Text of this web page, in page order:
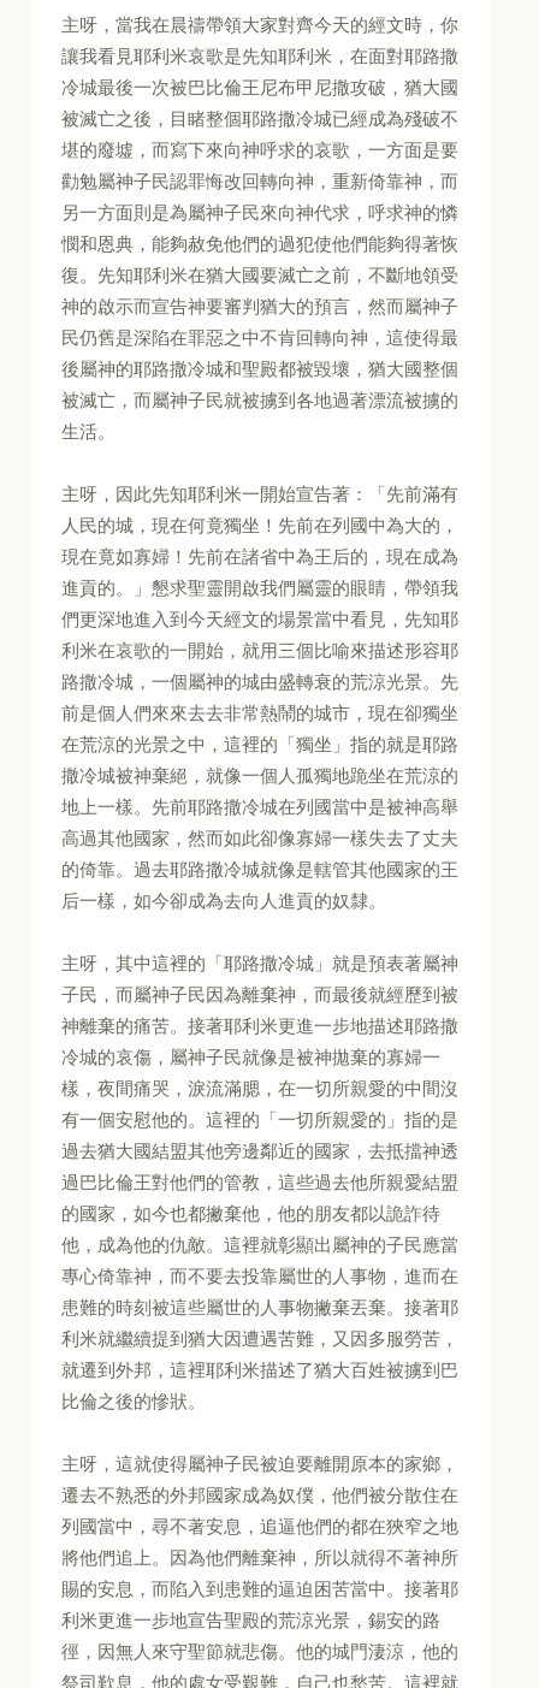
主呀，當我在晨禱帶領大家對齊今天的經文時，你
讓我看見耶利米哀歌是先知耶利米，在面對耶路撒
冷城最後一次被巴比倫王尼布甲尼撒攻破，猶大國
被滅亡之後，目睹整個耶路撒冷城已經成為殘破不
堪的廢墟，而寫下來向神呼求的哀歌，一方面是要
勸勉屬神子民認罪悔改回轉向神，重新倚靠神，而
另一方面則是為屬神子民來向神代求，呼求神的憐
憫和恩典，能夠赦免他們的過犯使他們能夠得著恢
復。先知耶利米在猶大國要滅亡之前，不斷地領受
神的啟示而宣告神要審判猶大的預言，然而屬神子
民仍舊是深陷在罪惡之中不肯回轉向神，這使得最
後屬神的耶路撒冷城和聖殿都被毀壞，猶大國整個
被滅亡，而屬神子民就被擄到各地過著漂流被擄的
生活。
主呀，因此先知耶利米一開始宣告著：「先前滿有
人民的城，現在何竟獨坐！先前在列國中為大的，
現在竟如寡婦！先前在諸省中為王后的，現在成為
進貢的。」懇求聖靈開啟我們屬靈的眼睛，帶領我
們更深地進入到今天經文的場景當中看見，先知耶
利米在哀歌的一開始，就用三個比喻來描述形容耶
路撒冷城，一個屬神的城由盛轉衰的荒涼光景。先
前是個人們來來去去非常熱鬧的城市，現在卻獨坐
在荒涼的光景之中，這裡的「獨坐」指的就是耶路
撒冷城被神棄絕，就像一個人孤獨地跪坐在荒涼的
地上一樣。先前耶路撒冷城在列國當中是被神高舉
高過其他國家，然而如此卻像寡婦一樣失去了丈夫
的倚靠。過去耶路撒冷城就像是轄管其他國家的王
后一樣，如今卻成為去向人進貢的奴隸。
主呀，其中這裡的「耶路撒冷城」就是預表著屬神
子民，而屬神子民因為離棄神，而最後就經歷到被
神離棄的痛苦。接著耶利米更進一步地描述耶路撒
冷城的哀傷，屬神子民就像是被神拋棄的寡婦一
樣，夜間痛哭，淚流滿腮，在一切所親愛的中間沒
有一個安慰他的。這裡的「一切所親愛的」指的是
過去猶大國結盟其他旁邊鄰近的國家，去抵擋神透
過巴比倫王對他們的管教，這些過去他所親愛結盟
的國家，如今也都撇棄他，他的朋友都以詭詐待
他，成為他的仇敵。這裡就彰顯出屬神的子民應當
專心倚靠神，而不要去投靠屬世的人事物，進而在
患難的時刻被這些屬世的人事物撇棄丟棄。接著耶
利米就繼續提到猶大因遭遇苦難，又因多服勞苦，
就遷到外邦，這裡耶利米描述了猶大百姓被擄到巴
比倫之後的慘狀。
主呀，這就使得屬神子民被迫要離開原本的家鄉，
遷去不熟悉的外邦國家成為奴僕，他們被分散住在
列國當中，尋不著安息，追逼他們的都在狹窄之地
將他們追上。因為他們離棄神，所以就得不著神所
賜的安息，而陷入到患難的逼迫困苦當中。接著耶
利米更進一步地宣告聖殿的荒涼光景，錫安的路
徑，因無人來守聖節就悲傷。他的城門淒涼，他的
祭司歎息，他的處女受艱難，自己也愁苦。這裡就